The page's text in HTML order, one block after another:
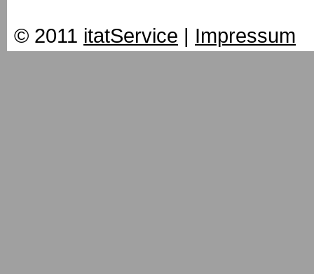
© 2011 itatService | Impressum